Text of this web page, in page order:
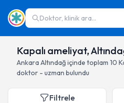
Doktor, klinik ara...
Kapalı ameliyat,
Ankara Altındağiçinde toplam 10
doktor - uzman bulundu
Filtrele